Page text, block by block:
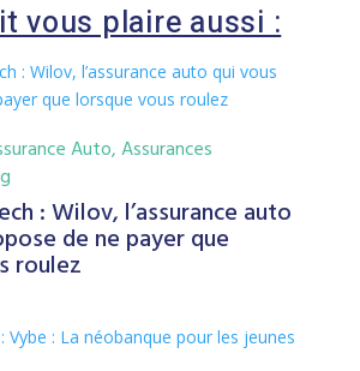
vous plaire aussi :
: Wilov, l’assurance auto
de ne payer que
roulez
Auto,Assurances